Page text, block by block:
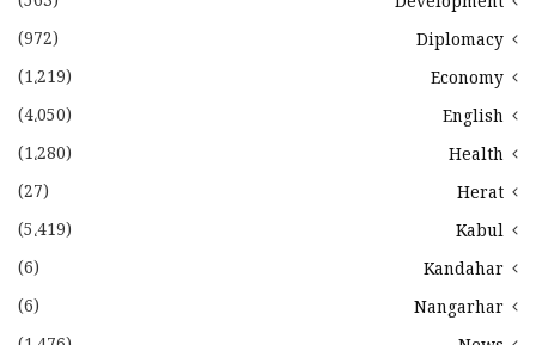
Diplomacy
(972)
Economy
(1،219)
English
(4،050)
Health
(1،280)
Herat
(27)
Kabul
(5،419)
Kandahar
(6)
Nangarhar
(6)